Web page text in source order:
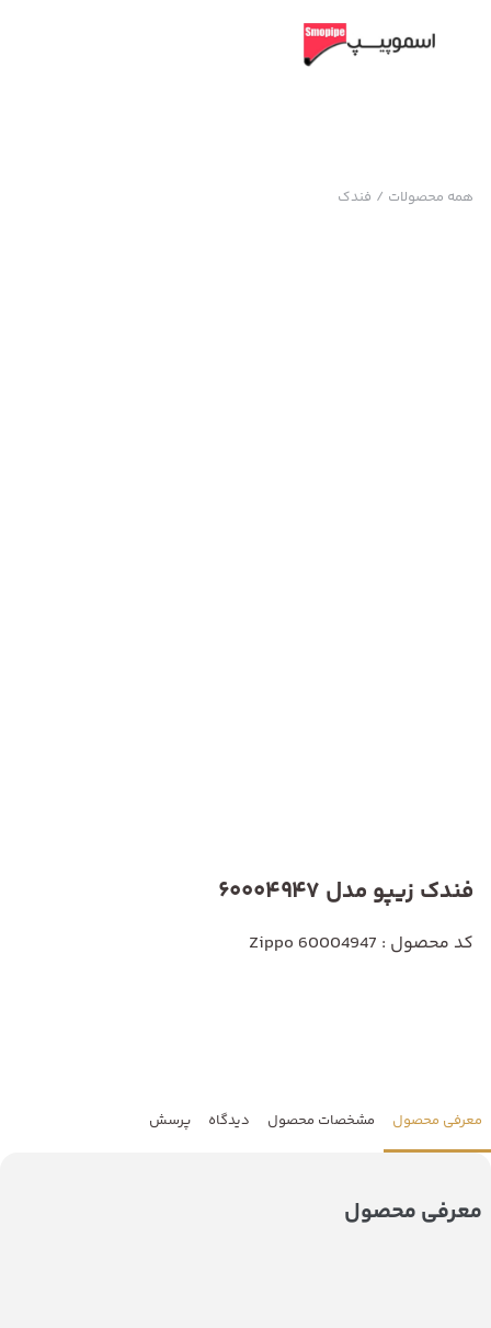
همه محصولات / فندک
فندک زیپو مدل 60004947
کد محصول : Zippo 60004947
معرفی محصول مشخصات محصول دیدگاه پرسش
معرفی محصول